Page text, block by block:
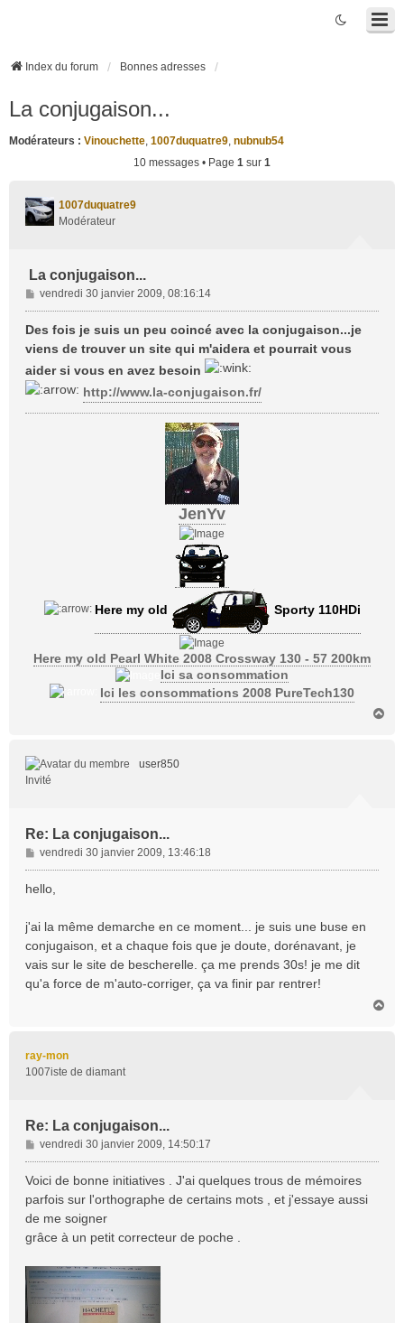
Index du forum Bonnes adresses
La conjugaison...
Modérateurs : Vinouchette, 1007duquatre9, nubnub54
10 messages • Page 1 sur 1
1007duquatre9
Modérateur
La conjugaison...
M
e
s
g
e
vendredi 30 janvier 2009, 08:16:14
Des fois je suis un peu coincé avec la conjugaison...je
viens de trouver un site qui m'aidera et pourrait vous
aider si vous en avez besoin
http://www.la-conjugaison.fr/
JenYv
Here my old Sporty 110HDi
Here my old Pearl White 2008 Crossway 130 - 57 200km
Ici sa consommation
Ici les consommations 2008 PureTech130
user850
Invité
Re: La conjugaison...
M
e
s
g
e
vendredi 30 janvier 2009, 13:46:18
hello,
j'ai la même demarche en ce moment... je suis une buse en
conjugaison, et a chaque fois que je doute, dorénavant, je
vais sur le site de bescherelle. ça me prends 30s! je me dit
qu'a force de m'auto-corriger, ça va finir par rentrer!
ray-mon
1007iste de diamant
Re: La conjugaison...
M
e
s
g
e
vendredi 30 janvier 2009, 14:50:17
Voici de bonne initiatives . J'ai quelques trous de mémoires
parfois sur l'orthographe de certains mots , et j'essaye aussi
de me soigner
grâce à un petit correcteur de poche .